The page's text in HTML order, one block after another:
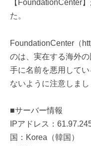
【FoundationCenter
た。
FoundationCenter（
のは、実在する海外
手に名前を悪用して
ないように注意しまし
■サーバー情報
IPアドレス：
国：Korea（韓国）